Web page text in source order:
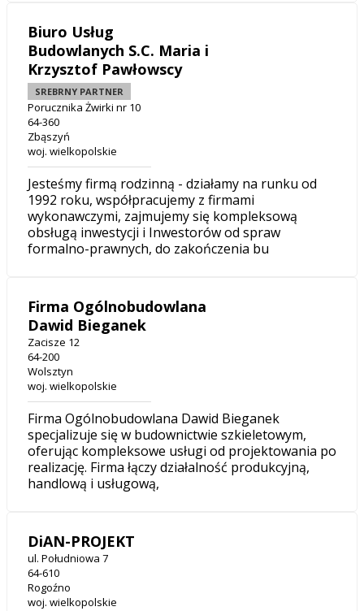
Biuro Usług
Budowlanych S.C. Maria i
Krzysztof Pawłowscy
SREBRNY PARTNER
Porucznika Żwirki nr 10
64-360
Zbąszyń
woj. wielkopolskie
Jesteśmy firmą rodzinną - działamy na runku od
1992 roku, współpracujemy z firmami
wykonawczymi, zajmujemy się kompleksową
obsługą inwestycji i Inwestorów od spraw
formalno-prawnych, do zakończenia bu
Firma Ogólnobudowlana
Dawid Bieganek
Zacisze 12
64-200
Wolsztyn
woj. wielkopolskie
Firma Ogólnobudowlana Dawid Bieganek
specjalizuje się w budownictwie szkieletowym,
oferując kompleksowe usługi od projektowania po
realizację. Firma łączy działalność produkcyjną,
handlową i usługową,
DiAN-PROJEKT
ul. Południowa 7
64-610
Rogoźno
woj. wielkopolskie